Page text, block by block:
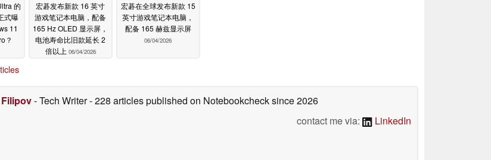
的
式曝
11
？
宏碁发布新款 16 英寸
游戏笔记本电脑，配备
165 Hz OLED 显示屏，
电池寿命比旧款延长 2
倍以上 06/04/2026
宏碁在全球发布新款 15
英寸游戏笔记本电脑，
配备 165 赫兹显示屏
06/04/2026
- Tech Writer- 228 articles published on Notebookchecksince 2026
contact me via:
LinkedIn